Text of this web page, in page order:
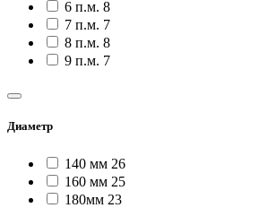
6 п.м. 8
7 п.м. 7
8 п.м. 8
9 п.м. 7
Диаметр
140 мм 26
160 мм 25
180мм 23